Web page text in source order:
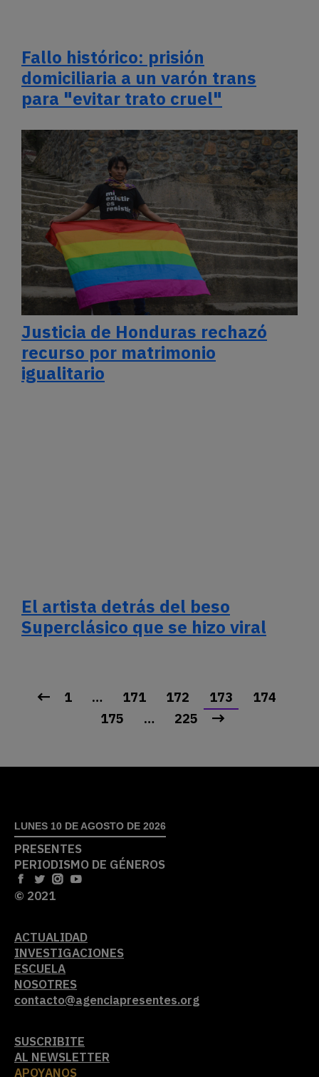
Fallo histórico: prisión
domiciliaria a un varón trans
para "evitar trato cruel"
Justicia de Honduras rechazó
recurso por matrimonio
igualitario
El artista detrás del beso
Superclásico que se hizo viral
1 … 171 172 173
174
175
… 225
LUNES 10 DE AGOSTO DE 2026
PRESENTES
PERIODISMO DE GÉNEROS
© 2021
ACTUALIDAD
INVESTIGACIONES
ESCUELA
NOSOTRES
contacto@agenciapresentes.org
SUSCRIBITE
AL NEWSLETTER
APOYANOS